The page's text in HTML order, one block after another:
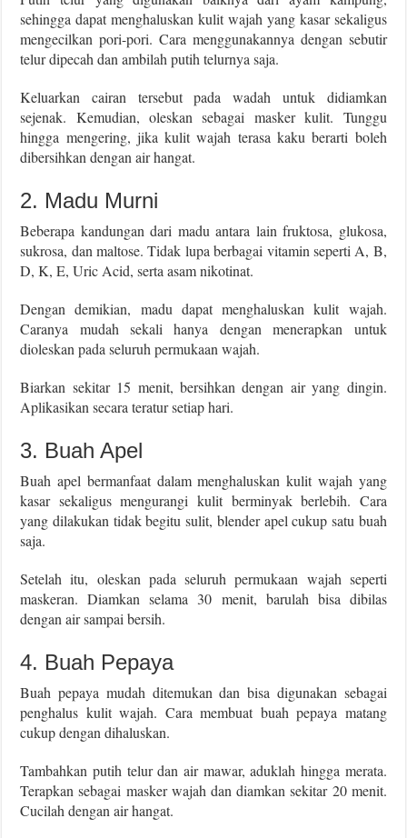
sehingga dapat menghaluskan kulit wajah yang kasar sekaligus
mengecilkan pori-pori. Cara menggunakannya dengan sebutir
telur dipecah dan ambilah putih telurnya saja.
Keluarkan cairan tersebut pada wadah untuk didiamkan
sejenak. Kemudian, oleskan sebagai masker kulit. Tunggu
hingga mengering, jika kulit wajah terasa kaku berarti boleh
dibersihkan dengan air hangat.
2. Madu Murni
Beberapa kandungan dari madu antara lain fruktosa, glukosa,
sukrosa, dan maltose. Tidak lupa berbagai vitamin seperti A, B,
D, K, E, Uric Acid, serta asam nikotinat.
Dengan demikian, madu dapat menghaluskan kulit wajah.
Caranya mudah sekali hanya dengan menerapkan untuk
dioleskan pada seluruh permukaan wajah.
Biarkan sekitar 15 menit, bersihkan dengan air yang dingin.
Aplikasikan secara teratur setiap hari.
3. Buah Apel
Buah apel bermanfaat dalam menghaluskan kulit wajah yang
kasar sekaligus mengurangi kulit berminyak berlebih. Cara
yang dilakukan tidak begitu sulit, blender apel cukup satu buah
saja.
Setelah itu, oleskan pada seluruh permukaan wajah seperti
maskeran. Diamkan selama 30 menit, barulah bisa dibilas
dengan air sampai bersih.
4. Buah Pepaya
Buah pepaya mudah ditemukan dan bisa digunakan sebagai
penghalus kulit wajah. Cara membuat buah pepaya matang
cukup dengan dihaluskan.
Tambahkan putih telur dan air mawar, aduklah hingga merata.
Terapkan sebagai masker wajah dan diamkan sekitar 20 menit.
Cucilah dengan air hangat.